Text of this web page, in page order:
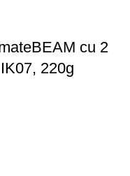
cu 2
220g